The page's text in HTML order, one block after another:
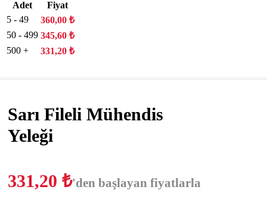
Adet
Fiyat
5 - 49
360,00 ₺
50 - 499 345,60 ₺
500 +
331,20 ₺
Sarı Fileli Mühendis
Yeleği
331,20 ₺'den başlayan fiyatlarla